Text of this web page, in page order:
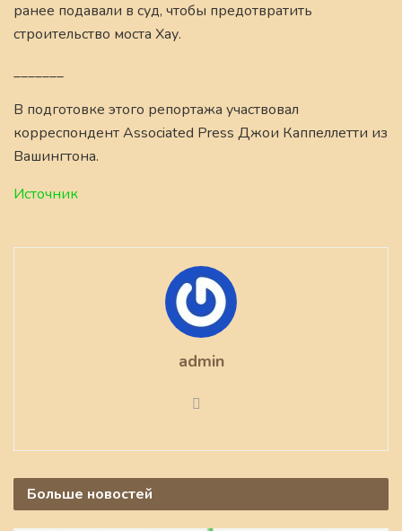
ранее подавали в суд, чтобы предотвратить
строительство моста Хау.
_______
В подготовке этого репортажа участвовал
корреспондент Associated Press Джои Каппеллетти из
Вашингтона.
Источник
admin
Больше новостей